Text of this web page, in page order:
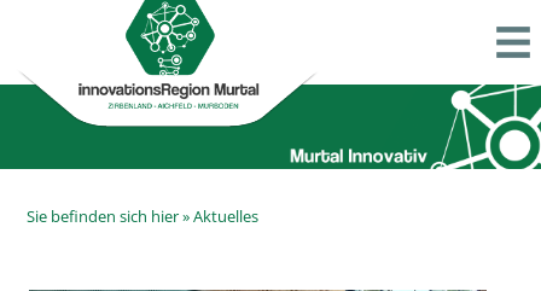
Sie befinden sich hier »Aktuelles